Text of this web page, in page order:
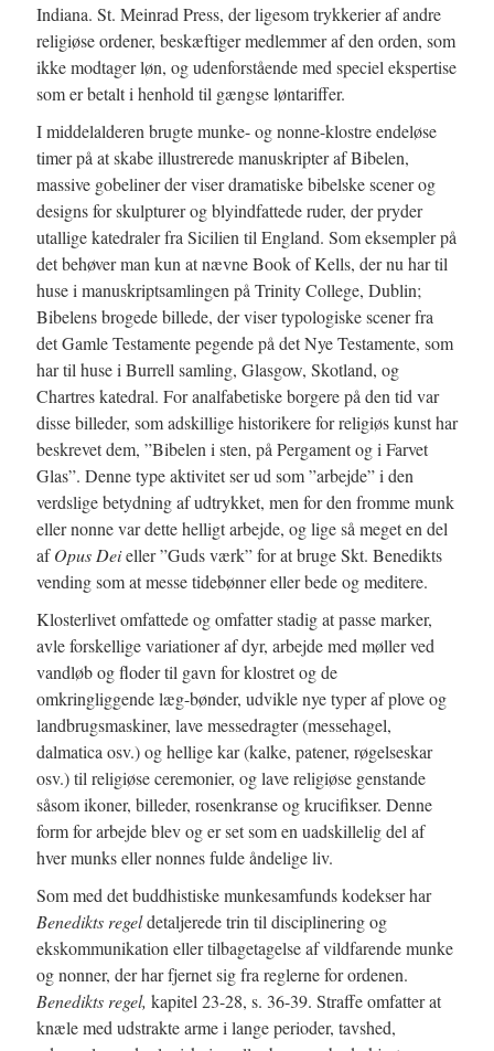
Indiana. St. Meinrad Press, der ligesom trykkerier af andre
religiøse ordener, beskæftiger medlemmer af den orden, som
ikke modtager løn, og udenforstående med speciel ekspertise
som er betalt i henhold til gængse løntariffer.
I middelalderen brugte munke- og nonne-klostre endeløse
timer på at skabe illustrerede manuskripter af Bibelen,
massive gobeliner der viser dramatiske bibelske scener og
designs for skulpturer og blyindfattede ruder, der pryder
utallige katedraler fra Sicilien til England. Som eksempler på
det behøver man kun at nævne Book of Kells, der nu har til
huse i manuskriptsamlingen på Trinity College, Dublin;
Bibelens brogede billede, der viser typologiske scener fra
det Gamle Testamente pegende på det Nye Testamente, som
har til huse i Burrell samling, Glasgow, Skotland, og
Chartres katedral. For analfabetiske borgere på den tid var
disse billeder, som adskillige historikere for religiøs kunst har
beskrevet dem, ”Bibelen i sten, på Pergament og i Farvet
Glas”. Denne type aktivitet ser ud som ”arbejde” i den
verdslige betydning af udtrykket, men for den fromme munk
eller nonne var dette helligt arbejde, og lige så meget en del
afOpus Deieller ”Guds værk” for at bruge Skt. Benedikts
vending som at messe tidebønner eller bede og meditere.
Klosterlivet omfattede og omfatter stadig at passe marker,
avle forskellige variationer af dyr, arbejde med møller ved
vandløb og floder til gavn for klostret og de
omkringliggende læg-bønder, udvikle nye typer af plove og
landbrugsmaskiner, lave messedragter (messehagel,
dalmatica osv.) og hellige kar (kalke, patener, røgelseskar
osv.) til religiøse ceremonier, og lave religiøse genstande
såsom ikoner, billeder, rosenkranse og krucifikser. Denne
form for arbejde blev og er set som en uadskillelig del af
hver munks eller nonnes fulde åndelige liv.
Som med det buddhistiske munkesamfunds kodekser har
Benedikts regeldetaljerede trin til disciplinering og
ekskommunikation eller tilbagetagelse af vildfarende munke
og nonner, der har fjernet sig fra reglerne for ordenen.
Benedikts regel, kapitel 23-28, s. 36-39. Straffe omfatter at
knæle med udstrakte arme i lange perioder, tavshed,